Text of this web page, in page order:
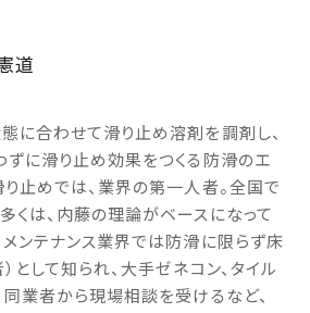
道
に合わせて滑り止め溶剤を調剤し、
ずに滑り止め効果をつくる防滑のエ
り止めでは、業界の第一人者。全国で
くは、内藤の理論がベースになって
メンテナンス業界では防滑に限らず床
として知られ、大手ゼネコン、タイル
同業者から現場相談を受けるなど、